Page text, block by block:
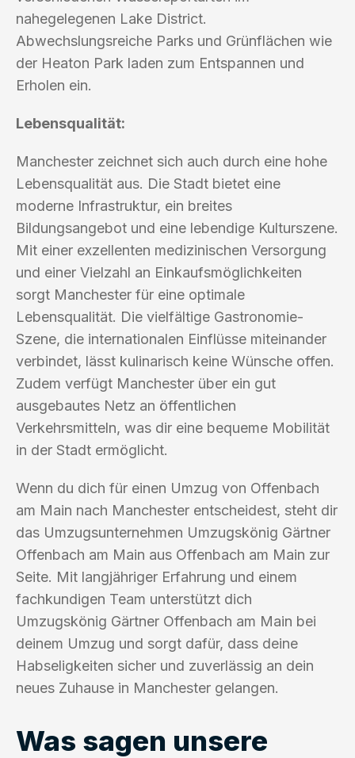
nahegelegenen Lake District.
Abwechslungsreiche Parks und Grünflächen wie
der Heaton Park laden zum Entspannen und
Erholen ein.
Lebensqualität:
Manchester zeichnet sich auch durch eine hohe
Lebensqualität aus. Die Stadt bietet eine
moderne Infrastruktur, ein breites
Bildungsangebot und eine lebendige Kulturszene.
Mit einer exzellenten medizinischen Versorgung
und einer Vielzahl an Einkaufsmöglichkeiten
sorgt Manchester für eine optimale
Lebensqualität. Die vielfältige Gastronomie-
Szene, die internationalen Einflüsse miteinander
verbindet, lässt kulinarisch keine Wünsche offen.
Zudem verfügt Manchester über ein gut
ausgebautes Netz an öffentlichen
Verkehrsmitteln, was dir eine bequeme Mobilität
in der Stadt ermöglicht.
Wenn du dich für einen Umzug von Offenbach
am Main nach Manchester entscheidest, steht dir
das Umzugsunternehmen Umzugskönig Gärtner
Offenbach am Main aus Offenbach am Main zur
Seite. Mit langjähriger Erfahrung und einem
fachkundigen Team unterstützt dich
Umzugskönig Gärtner Offenbach am Main bei
deinem Umzug und sorgt dafür, dass deine
Habseligkeiten sicher und zuverlässig an dein
neues Zuhause in Manchester gelangen.
Was sagen unsere